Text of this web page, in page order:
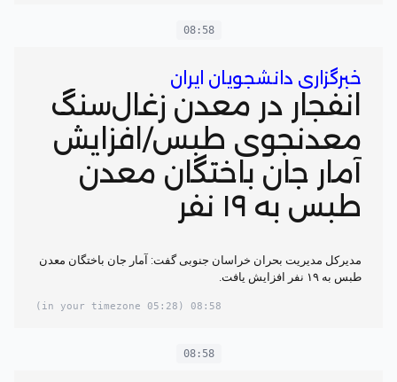
08:58
خبرگزاری دانشجویان ایران
انفجار در معدن زغال‌سنگ
معدنجوی طبس/افزایش
آمار جان باختگان معدن
طبس به ۱۹ نفر
مدیرکل مدیریت بحران خراسان جنوبی گفت: آمار جان باختگان معدن
طبس به ۱۹ نفر افزایش یافت.
08:58
(05:28 in your timezone)
08:58